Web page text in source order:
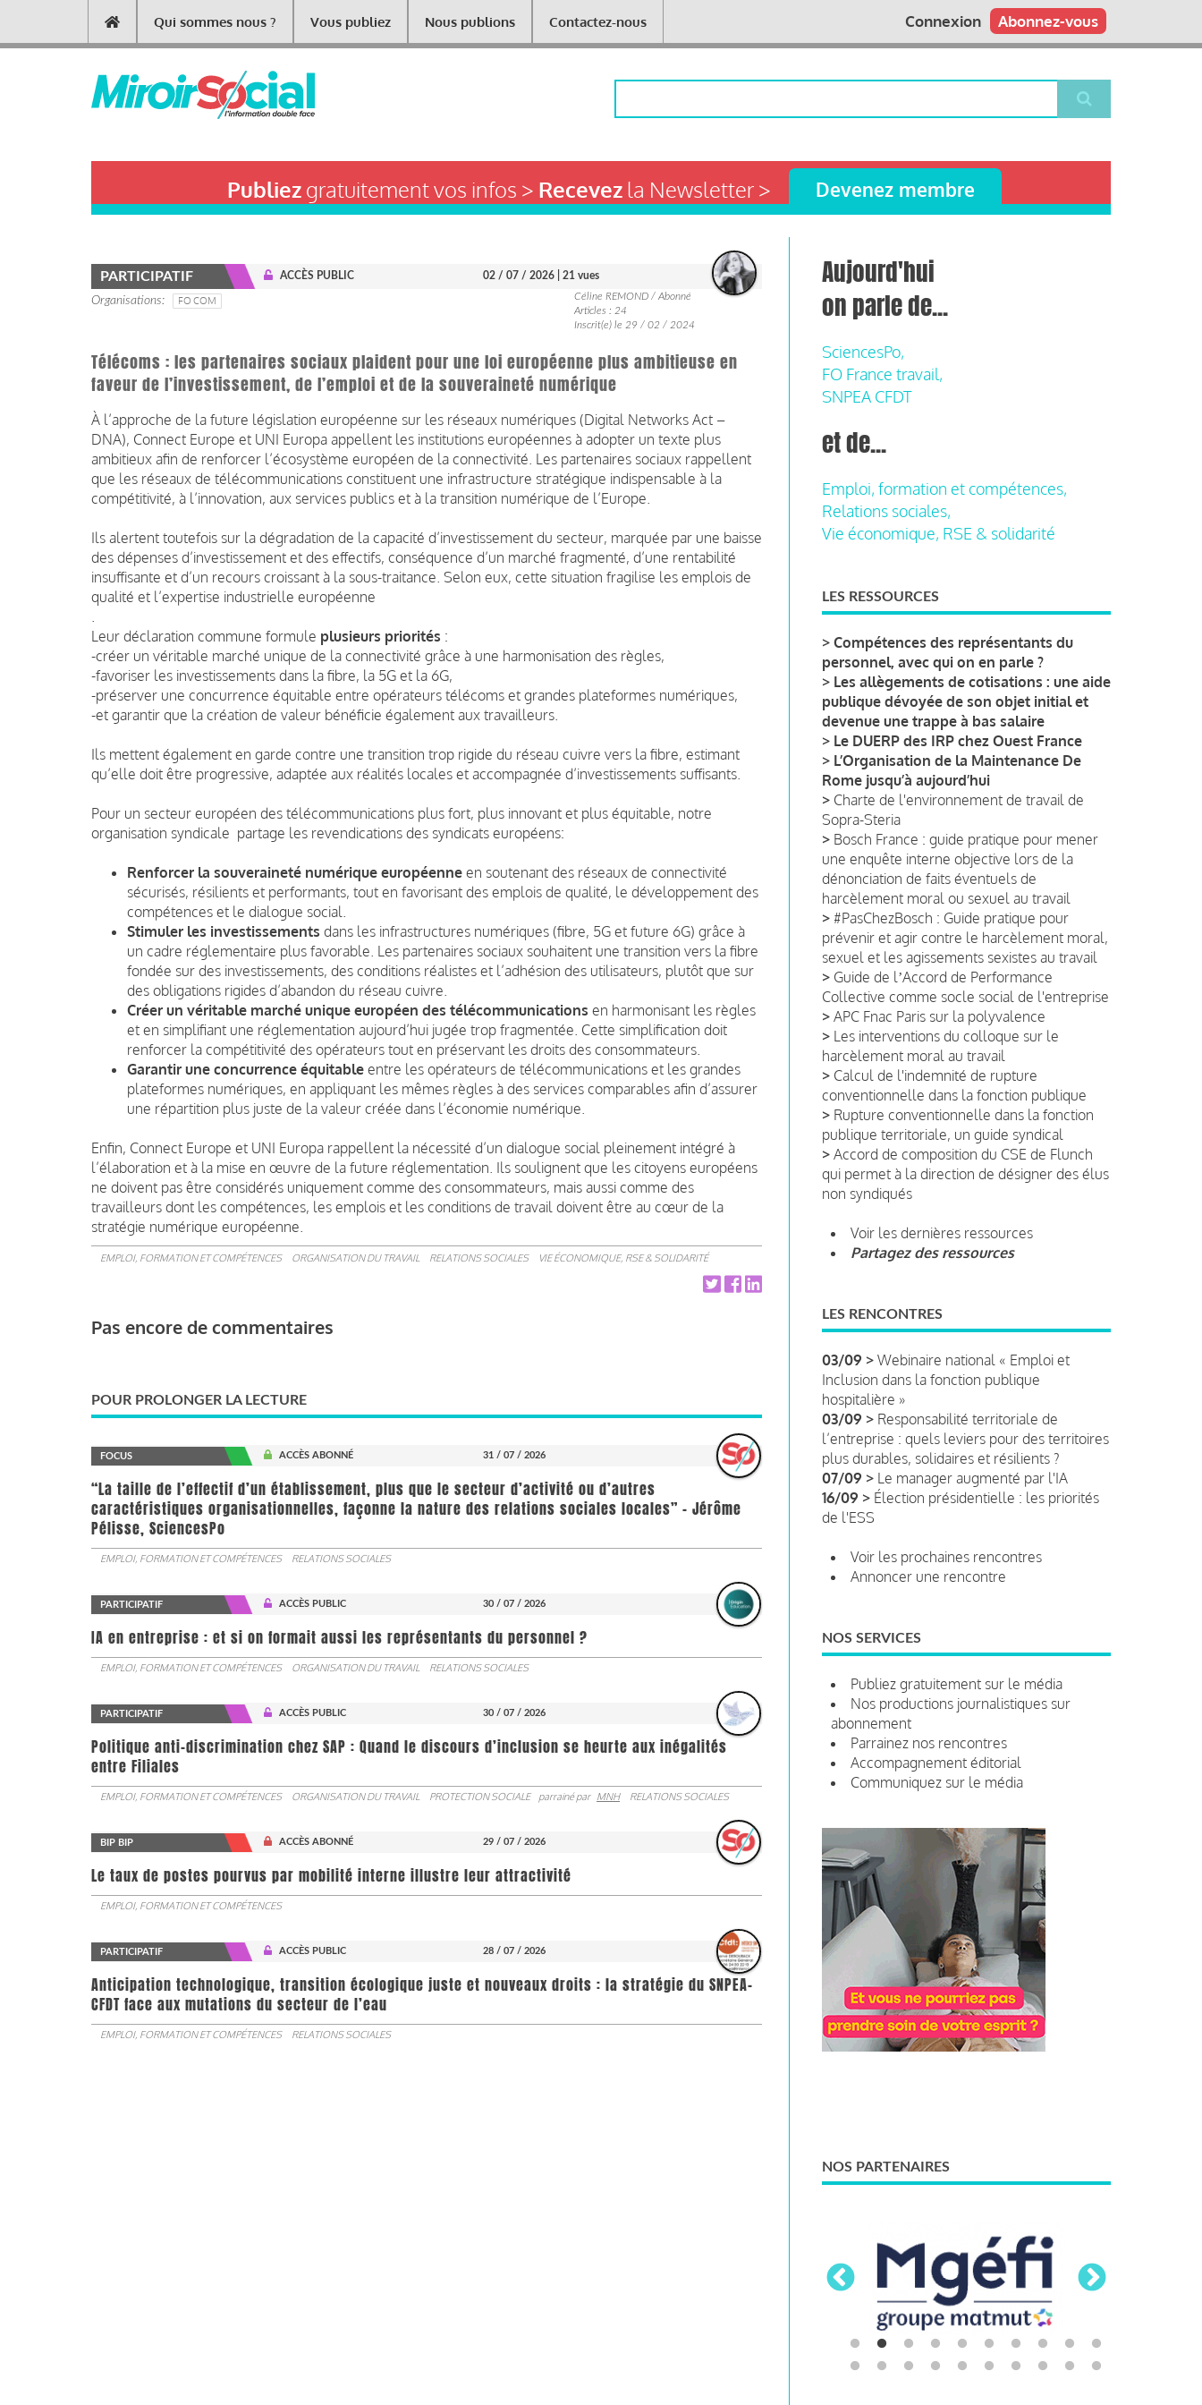
contenu
Main
navigation
Qui sommes nous ? Vous publiez Nous publions Contactez-nous Abonnez-vous
Connexion
Publiezgratuitement vos infos > Recevezla Newsletter > Devenez membre
PARTICIPATIF ACCÈS PUBLIC 02 / 07 / 2026 | 21 vues
Organisations FO COM
Céline REMOND / Abonné
Articles : 24
Inscrit(e) le 29 / 02 / 2024
Télécoms : les partenaires sociaux plaident pour une loi européenne plus ambitieuse en
faveur de l’investissement, de l’emploi et de la souveraineté numérique
À l’approche de la future législation européenne sur les réseaux numériques (Digital Networks Act –
DNA), Connect Europe et UNI Europa appellent les institutions européennes à adopter un texte plus
ambitieux afin de renforcer l’écosystème européen de la connectivité. Les partenaires sociaux rappellent
que les réseaux de télécommunications constituent une infrastructure stratégique indispensable à la
compétitivité, à l’innovation, aux services publics et à la transition numérique de l’Europe.
Ils alertent toutefois sur la dégradation de la capacité d’investissement du secteur, marquée par une baisse
des dépenses d’investissement et des effectifs, conséquence d’un marché fragmenté, d’une rentabilité
insuffisante et d’un recours croissant à la sous-traitance. Selon eux, cette situation fragilise les emplois de
qualité et l’expertise industrielle européenne
Leur déclaration commune formule plusieurs priorités :
-créer un véritable marché unique de la connectivité grâce à une harmonisation des règles,
-favoriser les investissements dans la fibre, la 5G et la 6G,
-préserver une concurrence équitable entre opérateurs télécoms et grandes plateformes numériques,
-et garantir que la création de valeur bénéficie également aux travailleurs.
Ils mettent également en garde contre une transition trop rigide du réseau cuivre vers la fibre, estimant
qu’elle doit être progressive, adaptée aux réalités locales et accompagnée d’investissements suffisants.
Pour un secteur européen des télécommunications plus fort, plus innovant et plus équitable, notre
organisation syndicale partage les revendications des syndicats européens:
Renforcer la souveraineté numérique européenne en soutenant des réseaux de connectivité
sécurisés, résilients et performants, tout en favorisant des emplois de qualité, le développement des
compétences et le dialogue social.
Stimuler les investissements dans les infrastructures numériques (fibre, 5G et future 6G) grâce à
un cadre réglementaire plus favorable. Les partenaires sociaux souhaitent une transition vers la fibre
fondée sur des investissements, des conditions réalistes et l’adhésion des utilisateurs, plutôt que sur
des obligations rigides d’abandon du réseau cuivre.
Créer un véritable marché unique européen des télécommunications en harmonisant les règles
et en simplifiant une réglementation aujourd’hui jugée trop fragmentée. Cette simplification doit
renforcer la compétitivité des opérateurs tout en préservant les droits des consommateurs.
Garantir une concurrence équitable entre les opérateurs de télécommunications et les grandes
plateformes numériques, en appliquant les mêmes règles à des services comparables afin d’assurer
une répartition plus juste de la valeur créée dans l’économie numérique.
Enfin, Connect Europe et UNI Europa rappellent la nécessité d’un dialogue social pleinement intégré à
l’élaboration et à la mise en œuvre de la future réglementation. Ils soulignent que les citoyens européens
ne doivent pas être considérés uniquement comme des consommateurs, mais aussi comme des
travailleurs dont les compétences, les emplois et les conditions de travail doivent être au cœur de la
stratégie numérique européenne.
EMPLOI, FORMATION ET COMPÉTENCES ORGANISATION DU TRAVAIL RELATIONS SOCIALES VIE ÉCONOMIQUE, RSE & SOLIDARITÉ
Pas encore de commentaires
POUR PROLONGER LA LECTURE
FOCUS ACCÈS ABONNÉ 31 / 07 / 2026
“La taille de l’effectif d’un établissement, plus que le secteur d’activité ou d’autres
caractéristiques organisationnelles, façonne la nature des relations sociales locales” - Jérôme
Pélisse, SciencesPo
EMPLOI, FORMATION ET COMPÉTENCES RELATIONS SOCIALES
PARTICIPATIF ACCÈS PUBLIC 30 / 07 / 2026
IA en entreprise : et si on formait aussi les représentants du personnel ?
EMPLOI, FORMATION ET COMPÉTENCES ORGANISATION DU TRAVAIL RELATIONS SOCIALES
PARTICIPATIF ACCÈS PUBLIC 30 / 07 / 2026
Politique anti-discrimination chez SAP : Quand le discours d’inclusion se heurte aux inégalités
entre Filiales
EMPLOI, FORMATION ET COMPÉTENCES ORGANISATION DU TRAVAIL PROTECTION SOCIALE parrainé par MNH RELATIONS SOCIALES
BIP BIP ACCÈS ABONNÉ 29 / 07 / 2026
Le taux de postes pourvus par mobilité interne illustre leur attractivité
EMPLOI, FORMATION ET COMPÉTENCES
PARTICIPATIF ACCÈS PUBLIC 28 / 07 / 2026
Anticipation technologique, transition écologique juste et nouveaux droits : la stratégie du SNPEA-
CFDT face aux mutations du secteur de l’eau
EMPLOI, FORMATION ET COMPÉTENCES RELATIONS SOCIALES
Aujourd'hui
on parle de...
SciencesPo,
FO France travail,
SNPEA CFDT
et de...
Emploi, formation et compétences,
Relations sociales,
Vie économique, RSE & solidarité
LES RESSOURCES
> Compétences des représentants du
personnel, avec qui on en parle ?
> Les allègements de cotisations : une aide
publique dévoyée de son objet initial et
devenue une trappe à bas salaire
> Le DUERP des IRP chez Ouest France
> L’Organisation de la Maintenance De
Rome jusqu’à aujourd’hui
> Charte de l'environnement de travail de
Sopra-Steria
> Bosch France : guide pratique pour mener
une enquête interne objective lors de la
dénonciation de faits éventuels de
harcèlement moral ou sexuel au travail
> #PasChezBosch : Guide pratique pour
prévenir et agir contre le harcèlement moral,
sexuel et les agissements sexistes au travail
> Guide de lʼAccord de Performance
Collective comme socle social de l'entreprise
> APC Fnac Paris sur la polyvalence
> Les interventions du colloque sur le
harcèlement moral au travail
> Calcul de l'indemnité de rupture
conventionnelle dans la fonction publique
> Rupture conventionnelle dans la fonction
publique territoriale, un guide syndical
> Accord de composition du CSE de Flunch
qui permet à la direction de désigner des élus
non syndiqués
Voir les dernières ressources
Partagez des ressources
LES RENCONTRES
03/09 > Webinaire national « Emploi et
Inclusion dans la fonction publique
hospitalière »
03/09 > Responsabilité territoriale de
l’entreprise : quels leviers pour des territoires
plus durables, solidaires et résilients ?
07/09 > Le manager augmenté par l'IA
16/09 > Élection présidentielle : les priorités
de l'ESS
Voir les prochaines rencontres
Annoncer une rencontre
NOS SERVICES
Publiez gratuitement sur le média
Nos productions journalistiques sur
abonnement
Parrainez nos rencontres
Accompagnement éditorial
Communiquez sur le média
NOS PARTENAIRES